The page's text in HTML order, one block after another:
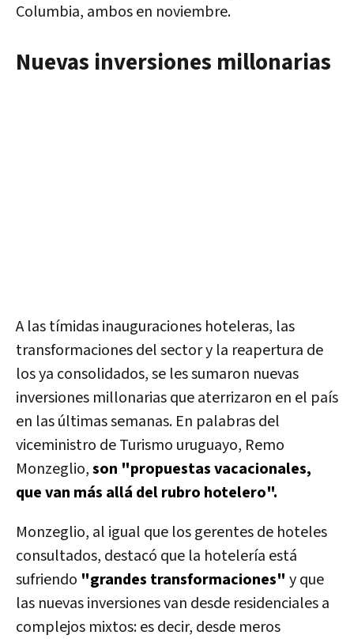
Columbia, ambos en noviembre.
Nuevas inversiones millonarias
A las tímidas inauguraciones hoteleras, las
transformaciones del sector y la reapertura de
los ya consolidados, se les sumaron nuevas
inversiones millonarias que aterrizaron en el país
en las últimas semanas. En palabras del
viceministro de Turismo uruguayo, Remo
Monzeglio,son "propuestas vacacionales,
que van más allá del rubro hotelero".
Monzeglio, al igual que los gerentes de hoteles
consultados, destacó que la hotelería está
sufriendo "grandes transformaciones" y que
las nuevas inversiones van desde residenciales a
complejos mixtos: es decir, desde meros